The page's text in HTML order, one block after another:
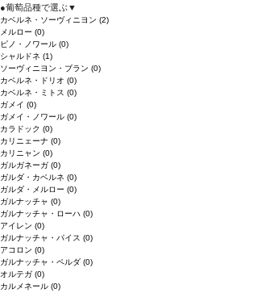
●葡萄品種で選ぶ▼
カベルネ・ソーヴィニヨン (2)
メルロー (0)
ピノ・ノワール (0)
シャルドネ (1)
ソーヴィニヨン・ブラン (0)
カベルネ・ドリオ (0)
カベルネ・ミトス (0)
ガメイ (0)
ガメイ・ノワール (0)
カラドック (0)
カリニェーナ (0)
カリニャン (0)
ガルガネーガ (0)
ガルダ・カベルネ (0)
ガルダ・メルロー (0)
ガルナッチャ (0)
ガルナッチャ・ローハ (0)
アイレン (0)
ガルナッチャ・パイス (0)
アコロン (0)
ガルナッチャ・ペルダ (0)
オルテガ (0)
カルメネール (0)